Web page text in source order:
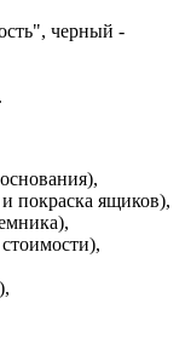
черный -
покраска ящиков),